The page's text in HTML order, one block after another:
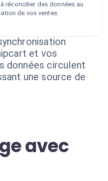
réconcilier des données au
de vos ventes.
et vos
données circulent
une source de
avec